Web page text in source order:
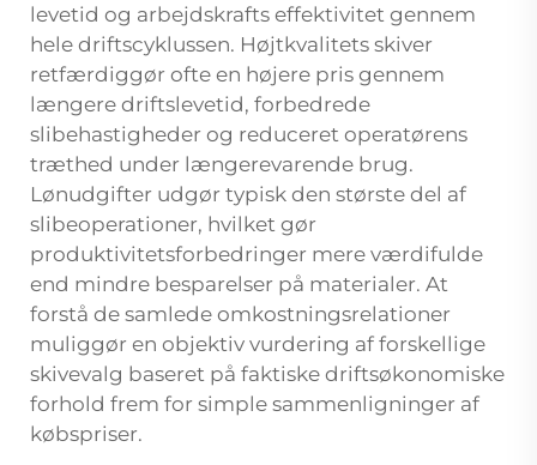
levetid og arbejdskrafts effektivitet gennem
hele driftscyklussen. Højtkvalitets skiver
retfærdiggør ofte en højere pris gennem
længere driftslevetid, forbedrede
slibehastigheder og reduceret operatørens
træthed under længerevarende brug.
Lønudgifter udgør typisk den største del af
slibeoperationer, hvilket gør
produktivitetsforbedringer mere værdifulde
end mindre besparelser på materialer. At
forstå de samlede omkostningsrelationer
muliggør en objektiv vurdering af forskellige
skivevalg baseret på faktiske driftsøkonomiske
forhold frem for simple sammenligninger af
købspriser.